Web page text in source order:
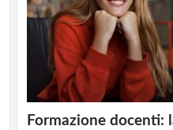
Formazione docenti: